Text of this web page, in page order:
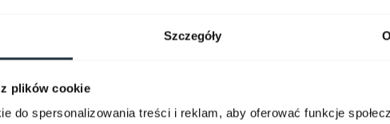
Szczegóły
plików cookie
do spersonalizowania treści i reklam, aby oferować funkcje
Wyświetlanie 1 z 1